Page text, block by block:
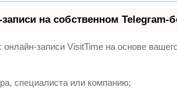
на собственном Telegram-
записи VisitTime на основе
специалиста или компанию;